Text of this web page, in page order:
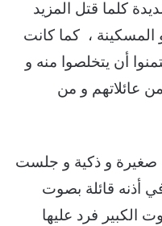
كلما قتل المزيد
المسكينة ، كما كانت
أن يتخلصوا منه و
عائلاتهم و من
صغيرة و ذكية و جلست
أذنه قائلة بصوت
الكبير فرد عليها